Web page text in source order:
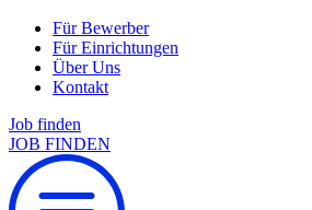
Für Bewerber
Für Einrichtungen
Über Uns
Kontakt
Job finden
JOB FINDEN